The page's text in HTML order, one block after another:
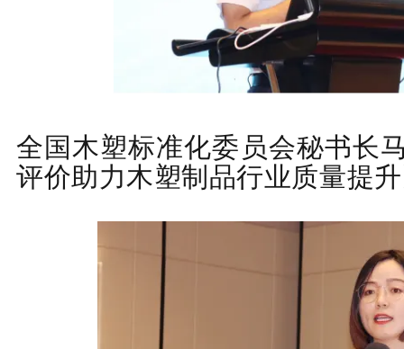
全国木塑标准化委员会秘书长
评价助力木塑制品行业质量提